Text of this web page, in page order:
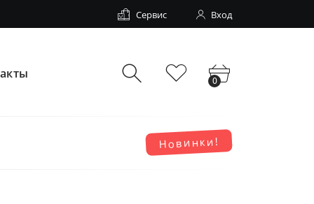
Сервис Вход
0
Новинки!